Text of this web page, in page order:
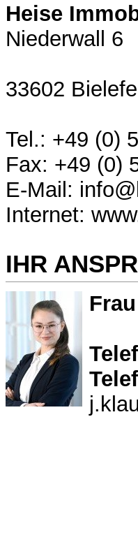
Heise
Niederwall 6
33602
Tel.: +49 (0)
Fax: +49 (0)
E-Mail:
Internet:
IHR